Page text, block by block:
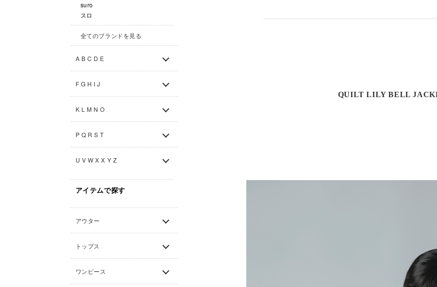
suro
スロ
全てのブランドを見る
A B C D E
F G H I J
K L M N O
P Q R S T
U V W X X Y Z
アイテムで探す
アウター
トップス
ワンピース
QUILT LILY BELL